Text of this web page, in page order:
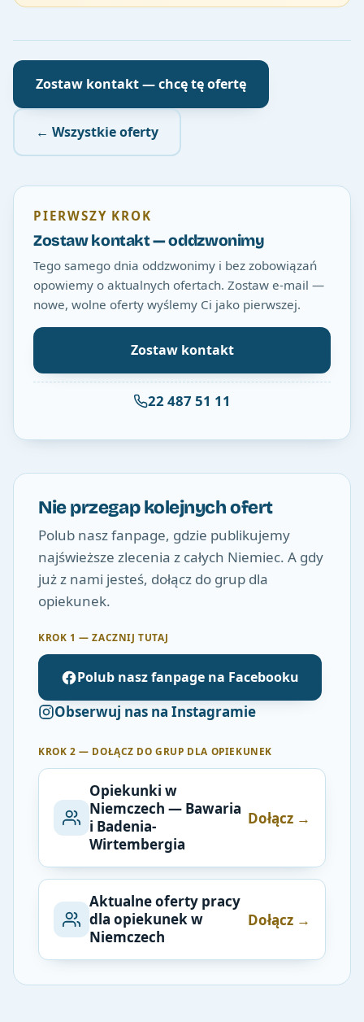
Zostaw kontakt — chcę tę ofertę
← Wszystkie oferty
PIERWSZY KROK
Zostaw kontakt — oddzwonimy
Tego samego dnia oddzwonimy i bez zobowiązań
opowiemy o aktualnych ofertach. Zostaw e-mail —
nowe, wolne oferty wyślemy Ci jako pierwszej.
Zostaw kontakt
22 487 51 11
Nie przegap kolejnych ofert
Polub nasz fanpage, gdzie publikujemy
najświeższe zlecenia z całych Niemiec. A gdy
już z nami jesteś, dołącz do grup dla
opiekunek.
KROK 1 — ZACZNIJ TUTAJ
Polub nasz fanpage na Facebooku
Obserwuj nas na Instagramie
KROK 2 — DOŁĄCZ DO GRUP DLA OPIEKUNEK
Opiekunki w
Niemczech — Bawaria
i Badenia-
Wirtembergia
Dołącz →
Aktualne oferty pracy
dla opiekunek w
Niemczech
Dołącz →